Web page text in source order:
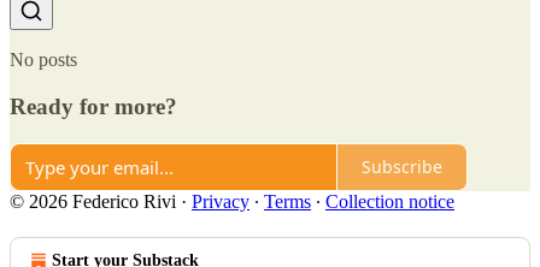
No posts
Ready for more?
Subscribe
© 2026 Federico Rivi · Privacy ∙ Terms ∙ Collection notice
Start your Substack